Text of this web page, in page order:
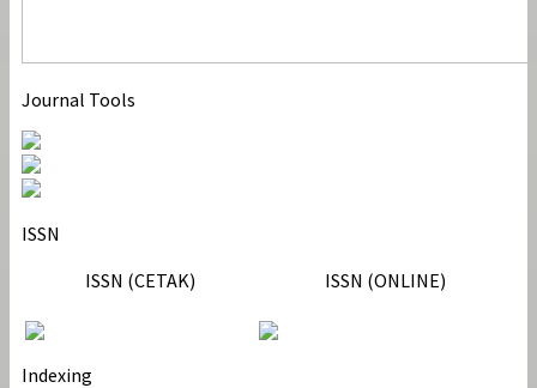
Journal Tools
ISSN
ISSN (CETAK)
ISSN (ONLINE)
Indexing